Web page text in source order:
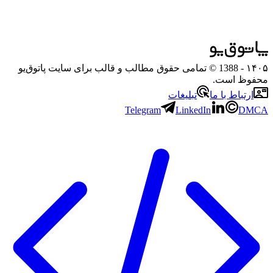
۱۴۰۵
- 1388 © تمامی حقوق مطالب و قالب برای سایت پاتوق‌یو
محفوظ است.
ارتباط با ما
تبلیغات
Telegram
LinkedIn DMCA